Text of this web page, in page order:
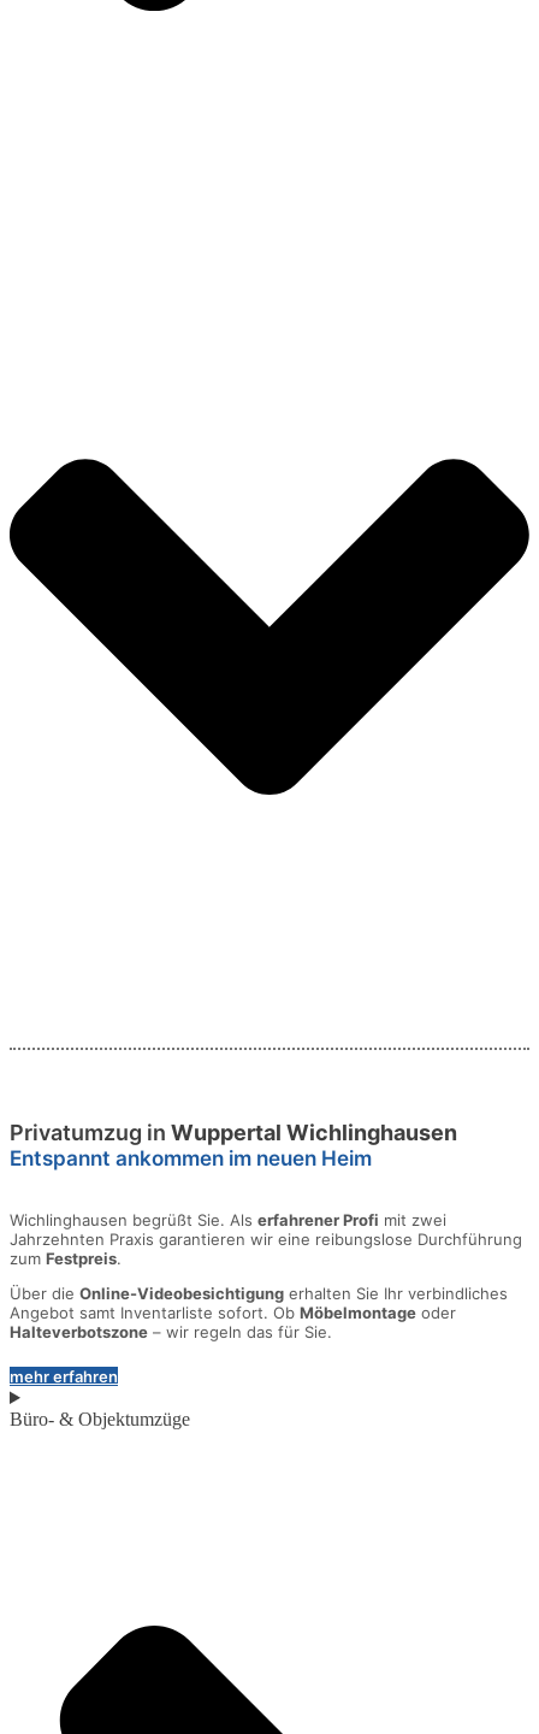
Privatumzug in Wuppertal Wichlinghausen
Entspannt ankommen im neuen Heim
Wichlinghausen begrüßt Sie. Als erfahrener Profi mit zwei
Jahrzehnten Praxis garantieren wir eine reibungslose Durchführung
zum Festpreis.
Über die Online-Videobesichtigung erhalten Sie Ihr verbindliches
Angebot samt Inventarliste sofort. Ob Möbelmontage oder
Halteverbotszone – wir regeln das für Sie.
mehr erfahren
Büro- & Objektumzüge